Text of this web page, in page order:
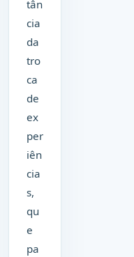
tân
cia
da
tro
ca
de
ex
per
iên
cia
s,
qu
e
pa